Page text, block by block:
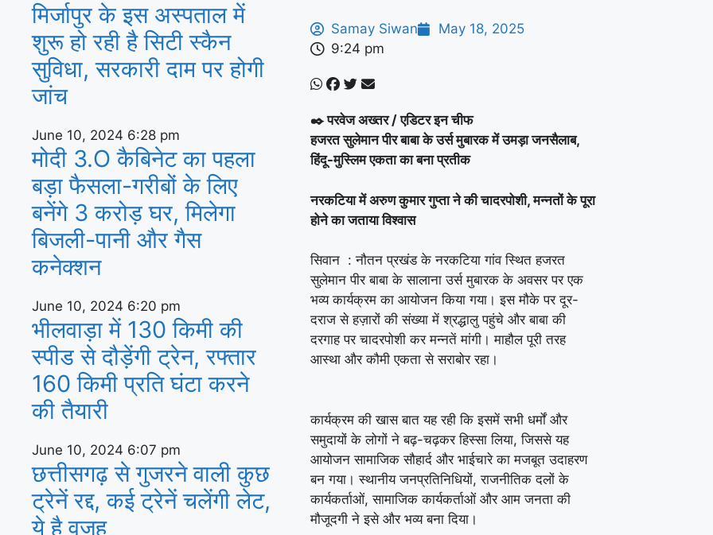
मिर्जापुर के इस अस्पताल में
शुरू हो रही है सिटी स्कैन
सुविधा, सरकारी दाम पर होगी
जांच
June 10, 2024 6:28 pm
मोदी 3.O कैबिनेट का पहला
बड़ा फैसला-गरीबों के ल‍िए
बनेंगे 3 करोड़ घर, म‍िलेगा
बिजली-पानी और गैस
कनेक्‍शन
June 10, 2024 6:20 pm
भीलवाड़ा में 130 किमी की
स्पीड से दौड़ेंगी ट्रेन, रफ्तार
160 किमी प्रति घंटा करने
की तैयारी
June 10, 2024 6:07 pm
छत्तीसगढ़ से गुजरने वाली कुछ
ट्रेनें रद्द, कई ट्रेनें चलेंगी लेट,
ये है वजह
Samay Siwan
May 18, 2025
9:24 pm
✒️ परवेज अख्तर / एडिटर इन चीफ
हजरत सुलेमान पीर बाबा के उर्स मुबारक में उमड़ा जनसैलाब,
हिंदू-मुस्लिम एकता का बना प्रतीक
नरकटिया में अरुण कुमार गुप्ता ने की चादरपोशी, मन्नतों के पूरा
होने का जताया विश्वास
सिवान : नौतन प्रखंड के नरकटिया गांव स्थित हजरत
सुलेमान पीर बाबा के सालाना उर्स मुबारक के अवसर पर एक
भव्य कार्यक्रम का आयोजन किया गया। इस मौके पर दूर-
दराज से हज़ारों की संख्या में श्रद्धालु पहुंचे और बाबा की
दरगाह पर चादरपोशी कर मन्नतें मांगी। माहौल पूरी तरह
आस्था और कौमी एकता से सराबोर रहा।
कार्यक्रम की खास बात यह रही कि इसमें सभी धर्मों और
समुदायों के लोगों ने बढ़-चढ़कर हिस्सा लिया, जिससे यह
आयोजन सामाजिक सौहार्द और भाईचारे का मजबूत उदाहरण
बन गया। स्थानीय जनप्रतिनिधियों, राजनीतिक दलों के
कार्यकर्ताओं, सामाजिक कार्यकर्ताओं और आम जनता की
मौजूदगी ने इसे और भव्य बना दिया।